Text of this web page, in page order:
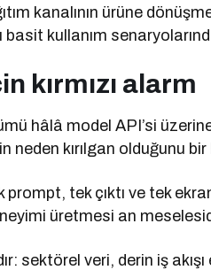
kanalının ürüne
basit kullanım
kırmızı alarm
hâlâ model API’si
neden kırılgan olduğunu
prompt, tek çıktı ve tek
üretmesi an
sektörel veri, derin iş